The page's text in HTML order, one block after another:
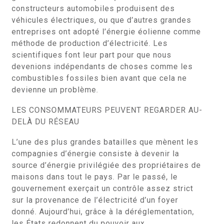
constructeurs automobiles produisent des
véhicules électriques, ou que d’autres grandes
entreprises ont adopté l’énergie éolienne comme
méthode de production d’électricité. Les
scientifiques font leur part pour que nous
devenions indépendants de choses comme les
combustibles fossiles bien avant que cela ne
devienne un problème.
LES CONSOMMATEURS PEUVENT REGARDER AU-
DELÀ DU RÉSEAU
L’une des plus grandes batailles que mènent les
compagnies d’énergie consiste à devenir la
source d’énergie privilégiée des propriétaires de
maisons dans tout le pays. Par le passé, le
gouvernement exerçait un contrôle assez strict
sur la provenance de l’électricité d’un foyer
donné. Aujourd’hui, grâce à la déréglementation,